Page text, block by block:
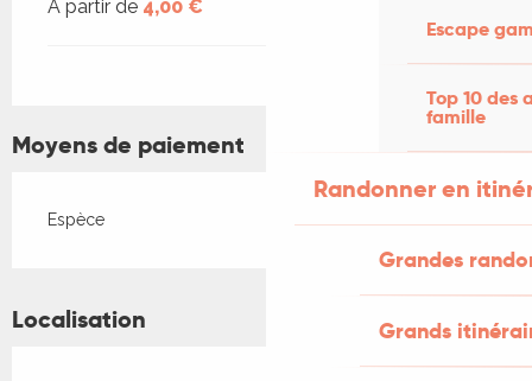
Escape
Top 10 des
famille
Randonner en
Grandes
Grands
À partir de 4,00 €
Moyens de paiement
Espèce
Localisation